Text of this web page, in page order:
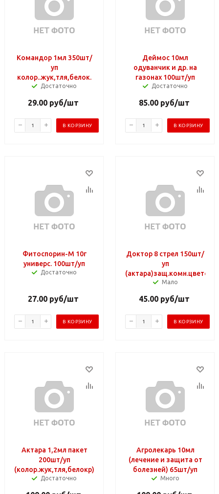
Командор 1мл 350шт/
уп
колор..жук,тля,белок.
Достаточно
29.00 руб/шт
В КОРЗИНУ
Деймос 10мл
одуванчик и др. на
газонах 100шт/уп
Достаточно
85.00 руб/шт
В КОРЗИНУ
Фитоспорин-М 10г
универс. 100шт/уп
Достаточно
27.00 руб/шт
В КОРЗИНУ
Доктор 8 стрел 150шт/
уп
(актара)защ.комн.цветов
Мало
45.00 руб/шт
В КОРЗИНУ
Актара 1,2мл пакет
200шт/уп
(колор.жук,тля,белокр)
Достаточно
Агролекарь 10мл
(лечение и защита от
болезней) 65шт/уп
Много